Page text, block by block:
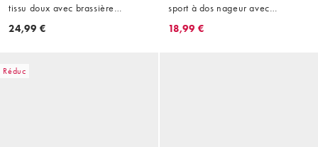
tissu doux avec brassière
intégrée et bretelles réglables -
24,99 €
sport à dos nageur avec
brassière intégrée à bonnets
18,99 €
Réduc